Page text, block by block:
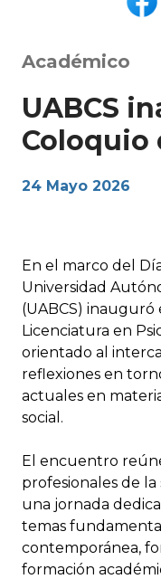
Académico
UABCS
Coloquio
24 Mayo 2026
En el marco del
Universidad
(UABCS)
Licenciatura en
orientado al
reflexiones en
actuales en
social.
El encuentro
profesionales de la
una jornada
temas
contemporánea,
formación